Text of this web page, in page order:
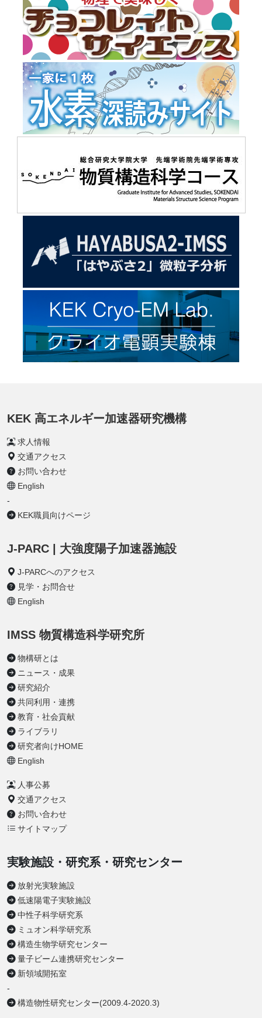
量子ビットを超えて ーダイヤモンド量子センサーで暗黒物質
探索を高精度化
KEK 高エネルギー加速器研究機構
求人情報
交通アクセス
お問い合わせ
English
-
KEK職員向けページ
J-PARC | 大強度陽子加速器施設
J-PARCへのアクセス
見学・お問合せ
English
IMSS 物質構造科学研究所
物構研とは
ニュース・成果
研究紹介
共同利用・連携
教育・社会貢献
ライブラリ
研究者向けHOME
English
人事公募
交通アクセス
お問い合わせ
サイトマップ
実験施設・研究系・研究センター
放射光実験施設
低速陽電子実験施設
中性子科学研究系
ミュオン科学研究系
構造生物学研究センター
量子ビーム連携研究センター
新領域開拓室
-
構造物性研究センター(2009.4-2020.3)